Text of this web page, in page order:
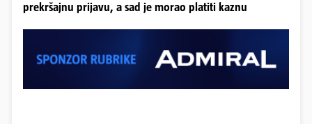
prekršajnu prijavu, a sad je morao platiti kaznu